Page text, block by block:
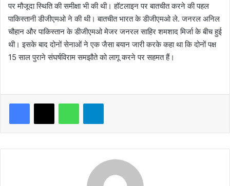
पर मौजूदा स्थिति की समीक्षा भी की थी। हॉटलाइन पर बातचीत करने की पहल
पाकिस्तानी डीजीएमओ ने की थी। बातचीत भारत के डीजीएमओ ले. जनरल अनिल
चौहान और पाकिस्तान के डीजीएमओ मेजर जनरल साहिर शमशाद मिर्जा के बीच हुई
थी। इसके बाद दोनों सेनाओं ने एक जैसा बयान जारी करके कहा था कि दोनों पक्ष
15 साल पुराने संघर्षविराम समझौते को लागू करने पर सहमत हैं।